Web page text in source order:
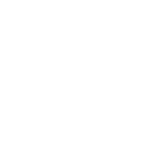
Diners Club、
ン契約が成立
了するために
いいただく必
ワークスペー